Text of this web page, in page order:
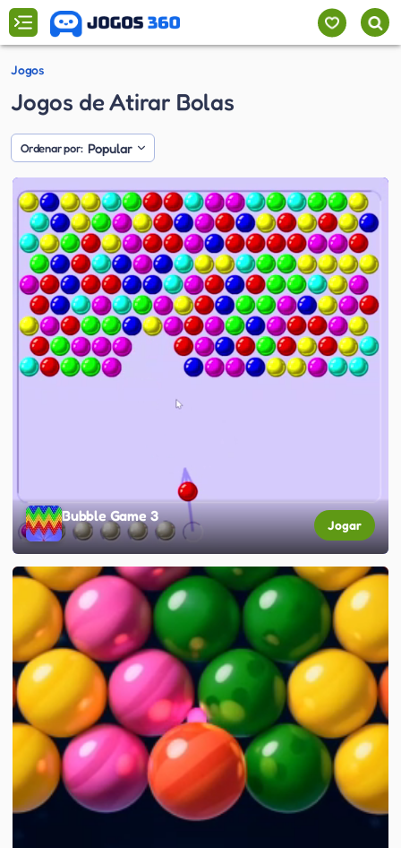
Jogos
Jogos de Atirar Bolas
Ordenar por: Popular
Bubble Game 3
Jogar